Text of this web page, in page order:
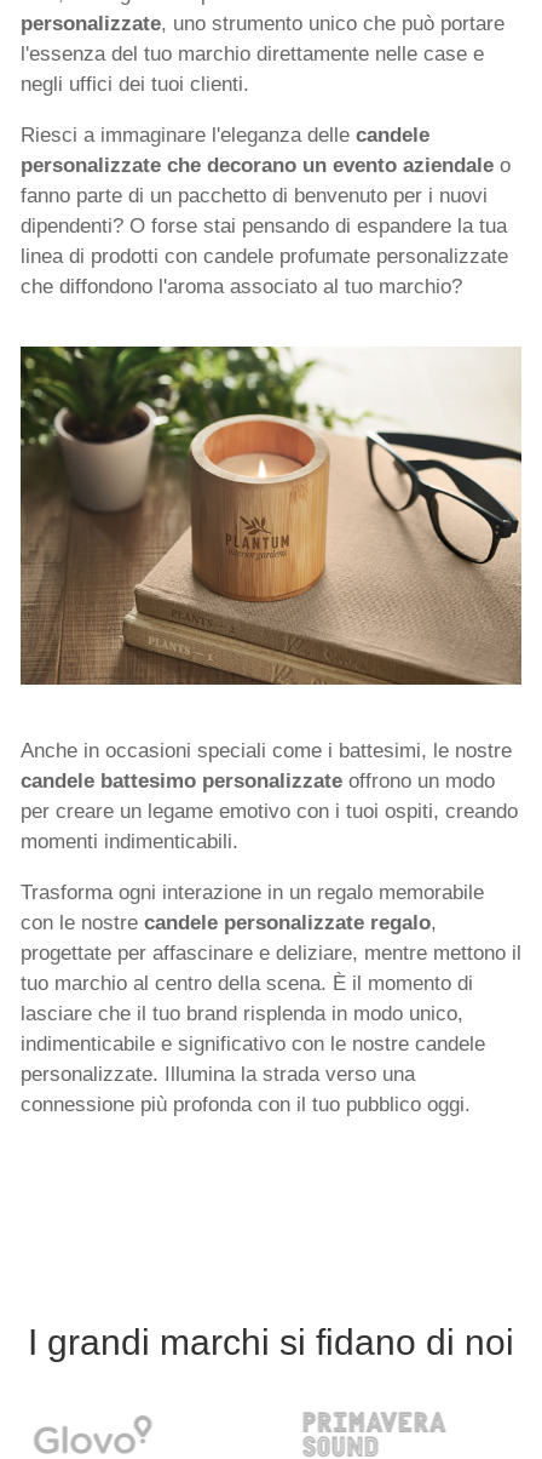
personalizzate, uno strumento unico che può portare
l'essenza del tuo marchio direttamente nelle case e
negli uffici dei tuoi clienti.
Riesci a immaginare l'eleganza delle candele
personalizzate che decorano un evento aziendaleo
fanno parte di un pacchetto di benvenuto per i nuovi
dipendenti? O forse stai pensando di espandere la tua
linea di prodotti con candele profumate personalizzate
che diffondono l'aroma associato al tuo marchio?
Anche in occasioni speciali come i battesimi, le nostre
candele battesimo personalizzateoffrono un modo
per creare un legame emotivo con i tuoi ospiti, creando
momenti indimenticabili.
Trasforma ogni interazione in un regalo memorabile
con le nostre candele personalizzate regalo,
progettate per affascinare e deliziare, mentre mettono il
tuo marchio al centro della scena. È il momento di
lasciare che il tuo brand risplenda in modo unico,
indimenticabile e significativo con le nostre candele
personalizzate. Illumina la strada verso una
connessione più profonda con il tuo pubblico oggi.
I grandi marchi si fidano di noi